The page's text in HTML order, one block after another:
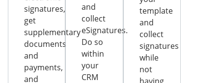
signatures,
get
supplementary
documents
and
payments,
and
and
collect
eSignatures.
Do so
within
your
CRM
template
and
collect
signatures
while
not